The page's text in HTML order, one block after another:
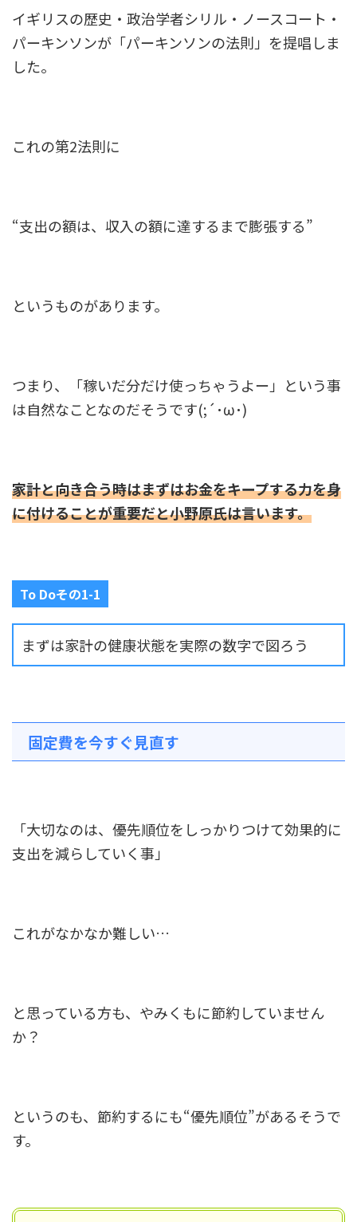
イギリスの歴史・政治学者シリル・ノースコート・
パーキンソンが「パーキンソンの法則」を提唱しま
した。
これの第2法則に
“支出の額は、収入の額に達するまで膨張する”
というものがあります。
つまり、「稼いだ分だけ使っちゃうよー」という事
は自然なことなのだそうです(;´･ω･)
家計と向き合う時はまずはお金をキープする力を身
に付けることが重要だと小野原氏は言います。
To Doその1-1
まずは家計の健康状態を実際の数字で図ろう
固定費を今すぐ見直す
「大切なのは、優先順位をしっかりつけて効果的に
支出を減らしていく事」
これがなかなか難しい…
と思っている方も、やみくもに節約していません
か？
というのも、節約するにも“優先順位”があるそうで
す。